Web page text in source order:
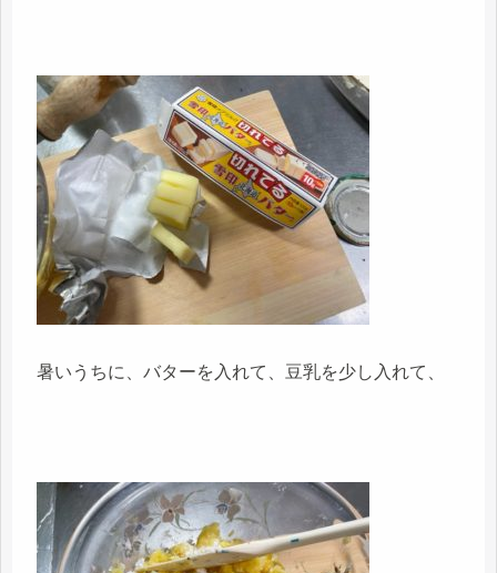
暑いうちに、バターを入れて、豆乳を少し入れて、